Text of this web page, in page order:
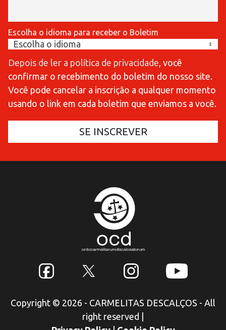
Escolha o idioma para receber o Boletim
Depois de ler a política de privacidade , você
confirmar o recebimento do boletim do nosso site.
Você pode cancelar a inscrição a qualquer momento
usando o link em cada boletim que enviamos a você.
Copyright © 2026 - CARMELITAS DESCALÇOS - All
right reserved